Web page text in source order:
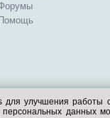
Помощь
улучшения работы
данных